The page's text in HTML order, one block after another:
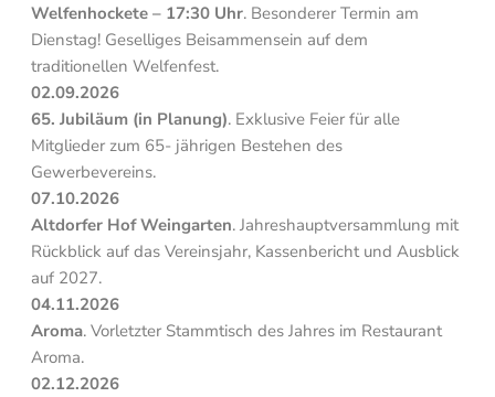
Welfenhockete – 17:30 Uhr. Besonderer Termin am
Dienstag! Geselliges Beisammensein auf dem
traditionellen Welfenfest.
02.09.2026
65. Jubiläum (in Planung). Exklusive Feier für alle
Mitglieder zum 65- jährigen Bestehen des
Gewerbevereins.
07.10.2026
Altdorfer Hof Weingarten. Jahreshauptversammlung mit
Rückblick auf das Vereinsjahr, Kassenbericht und Ausblick
auf 2027.
04.11.2026
Aroma. Vorletzter Stammtisch des Jahres im Restaurant
Aroma.
02.12.2026